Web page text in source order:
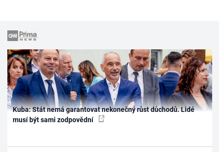
Kuba: Stát nemá garantovat nekonečný růst důchodů. Lidé
musí být sami zodpovědní